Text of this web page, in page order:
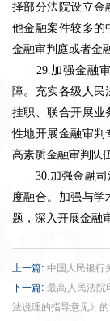
择部分法院设立金
他金融案件较多的
金融审判庭或者金
29.加强金融
障。充实各级人
挂职、联合开展业
性地开展金融审判
高素质金融审判队
30.加强金融
度融合。加强与学
题，深入开展金融
上一篇: 中国人民银行
下一篇: 最高人民法院
法说理的指导意见》